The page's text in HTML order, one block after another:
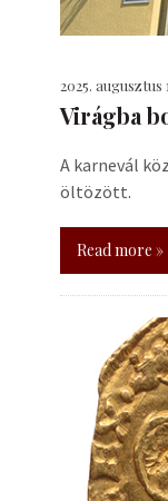
2025. augusztus
Virágba
A karnevál
öltözött.
Read more »